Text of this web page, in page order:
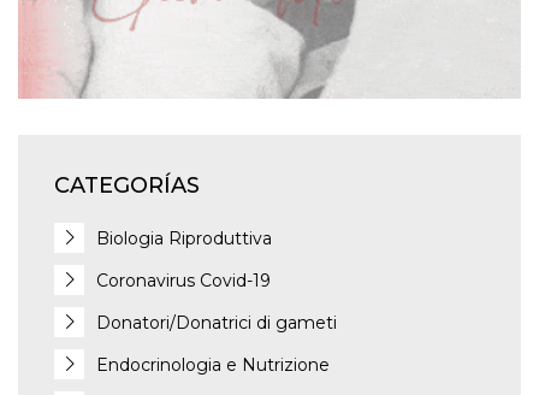
CATEGORÍAS
Biologia Riproduttiva
Coronavirus Covid-19
Donatori/Donatrici di gameti
Endocrinologia e Nutrizione